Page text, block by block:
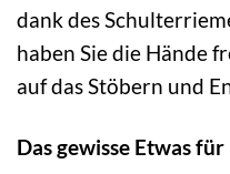
dank des
haben Sie die Hände
auf das Stöbern und
Das gewisse Etwas